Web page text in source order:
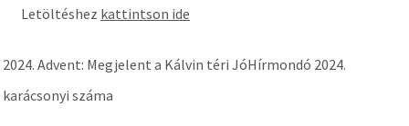
Letöltéshez kattintson ide
2024. Advent: Megjelent a Kálvin téri JóHírmondó 2024.
karácsonyi száma